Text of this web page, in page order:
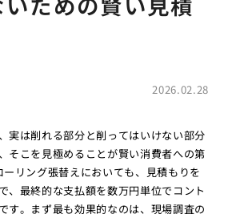
2026.02.28
実は削れる部分と削ってはいけない部分
そこを見極めることが賢い消費者への第
リング張替えにおいても、見積もりを
、最終的な支払額を数万円単位でコント
す。まず最も効果的なのは、現場調査の